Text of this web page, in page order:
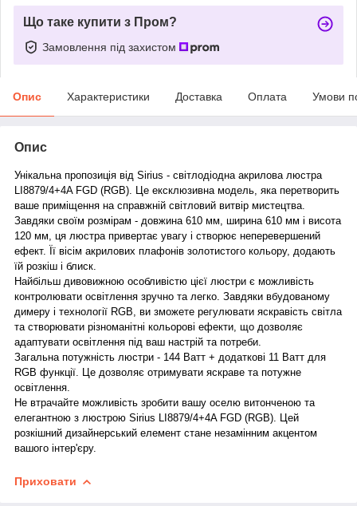
Що таке купити з Пром?
Замовлення під захистом
Опис Характеристики Доставка Оплата Умови
Опис
Унікальна пропозиція від Sirius - світлодіодна акрилова люстра
LI8879/4+4A FGD (RGB). Це ексклюзивна модель, яка перетворить
ваше приміщення на справжній світловий витвір мистецтва.
Завдяки своїм розмірам - довжина 610 мм, ширина 610 мм і висота
120 мм, ця люстра привертає увагу і створює неперевершений
ефект. Її вісім акрилових плафонів золотистого кольору, додають
їй розкіш і блиск.
Найбільш дивовижною особливістю цієї люстри є можливість
контролювати освітлення зручно та легко. Завдяки вбудованому
димеру і технології RGB, ви зможете регулювати яскравість світла
та створювати різноманітні кольорові ефекти, що дозволяє
адаптувати освітлення під ваш настрій та потреби.
Загальна потужність люстри - 144 Ватт + додаткові 11 Ватт для
RGB функції. Це дозволяє отримувати яскраве та потужне
освітлення.
Не втрачайте можливість зробити вашу оселю витонченою та
елегантною з люстрою Sirius LI8879/4+4A FGD (RGB). Цей
розкішний дизайнерський елемент стане незамінним акцентом
вашого інтер'єру.
Приховати